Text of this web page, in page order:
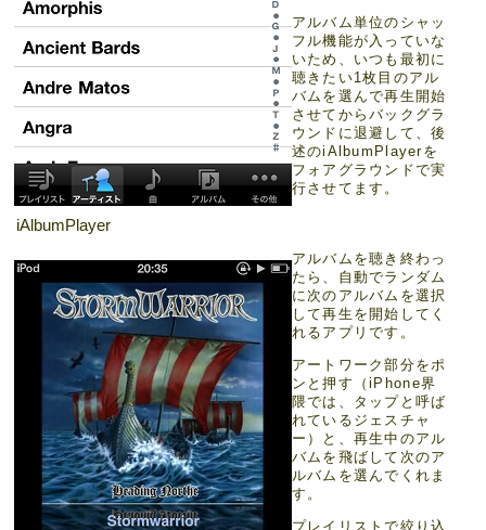
アルバム単位のシャッ
フル機能が入っていな
いため、いつも最初に
聴きたい1枚目のアル
バムを選んで再生開始
させてからバックグラ
ウンドに退避して、後
述のiAlbumPlayerを
フォアグラウンドで実
行させてます。
iAlbumPlayer
アルバムを聴き終わっ
たら、自動でランダム
に次のアルバムを選択
して再生を開始してく
れるアプリです。
アートワーク部分をポ
ンと押す（iPhone界
隈では、タップと呼ば
れているジェスチャ
ー）と、再生中のアル
バムを飛ばして次のア
ルバムを選んでくれま
す。
プレイリストで絞り込